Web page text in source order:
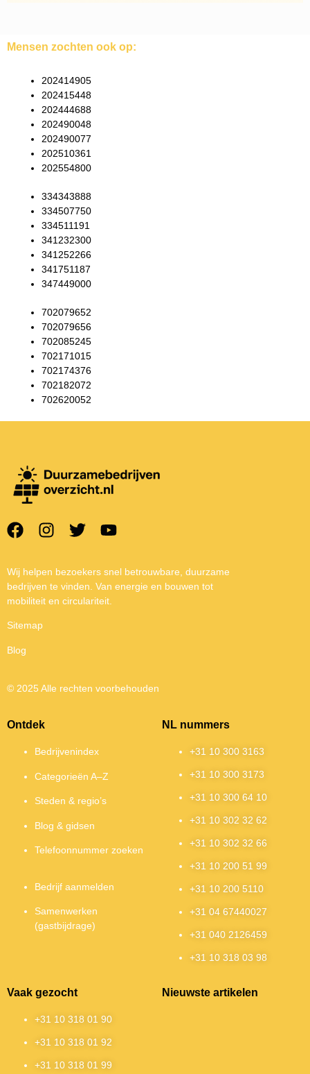
Mensen zochten ook op:
202414905
202415448
202444688
202490048
202490077
202510361
202554800
334343888
334507750
334511191
341232300
341252266
341751187
347449000
702079652
702079656
702085245
702171015
702174376
702182072
702620052
Wij helpen bezoekers snel betrouwbare, duurzame
bedrijven te vinden. Van energie en bouwen tot
mobiliteit en circulariteit.
Sitemap
Blog
© 2025 Alle rechten voorbehouden
Ontdek
Bedrijvenindex
Categorieën A–Z
Steden & regio’s
Blog & gidsen
Telefoonnummer zoeken
Bedrijf aanmelden
Samenwerken
(gastbijdrage)
NL nummers
+31 10 300 3163
+31 10 300 3173
+31 10 300 64 10
+31 10 302 32 62
+31 10 302 32 66
+31 10 200 51 99
+31 10 200 5110
+31 04 67440027
+31 040 2126459
+31 10 318 03 98
Vaak gezocht
+31 10 318 01 90
+31 10 318 01 92
+31 10 318 01 99
Nieuwste artikelen